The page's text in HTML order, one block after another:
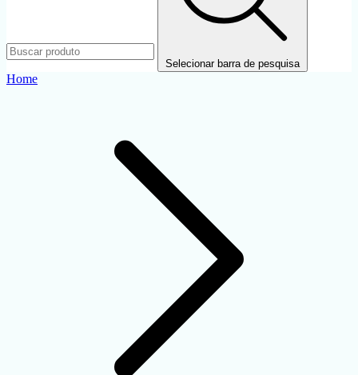
Selecionar barra de pesquisa
Home